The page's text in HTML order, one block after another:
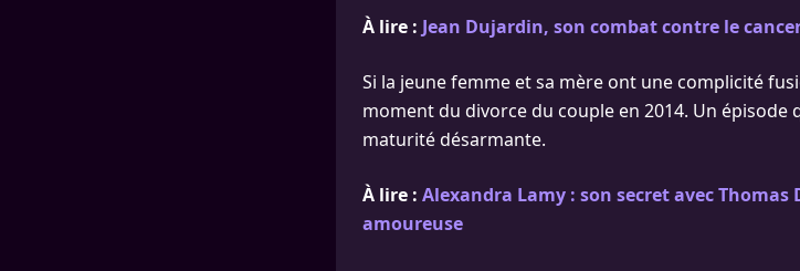
À lire : Jean Dujardin, son combat contre le
Si la jeune femme et sa mère ont une complicité
moment du divorce du couple en 2014. Un épisode
maturité désarmante.
À lire : Alexandra Lamy : son secret avec
amoureuse